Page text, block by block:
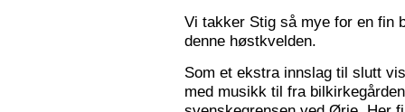
Vi takker Stig så mye for en fin
denne høstkvelden.
Som et ekstra innslag til slutt
med musikk til fra